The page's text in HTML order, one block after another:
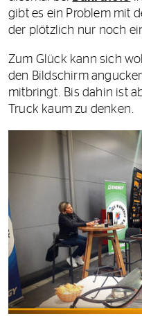
gibt es ein Problem mit
der plötzlich nur noch
Zum Glück kann sich
den Bildschirm
mitbringt. Bis dahin ist
Truck kaum zu denken.